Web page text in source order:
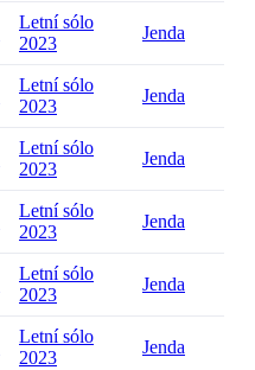
Letní sólo
2023
Jenda
Letní sólo
2023
Jenda
Letní sólo
2023
Jenda
Letní sólo
2023
Jenda
Letní sólo
2023
Jenda
Letní sólo
2023
Jenda